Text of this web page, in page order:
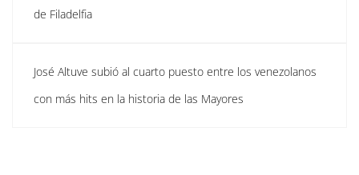
de Filadelfia
José Altuve subió al cuarto puesto entre los venezolanos
con más hits en la historia de las Mayores